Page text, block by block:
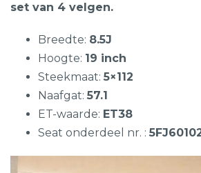
set van 4 velgen.
Breedte: 8.5J
Hoogte: 19 inch
Steekmaat: 5×112
Naafgat: 57.1
ET-waarde: ET38
Seat onderdeel nr. :